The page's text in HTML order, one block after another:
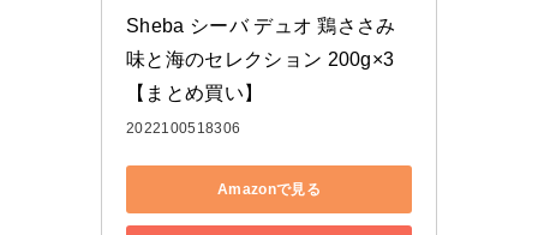
Sheba シーバ デュオ 鶏ささみ
味と海のセレクション 200g×3
【まとめ買い】
2022100518306
Amazonで見る